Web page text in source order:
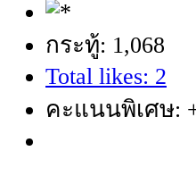
กระทู้: 1,068
Total likes: 2
คะแนนพิเศษ: